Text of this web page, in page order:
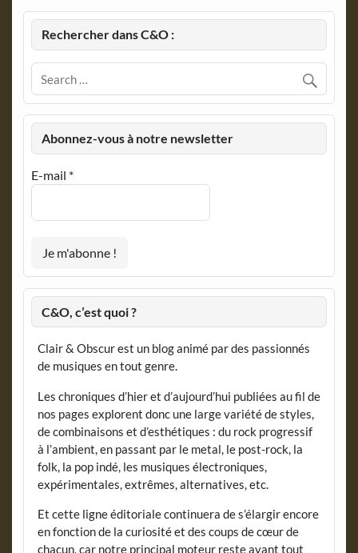
Rechercher dans C&O :
Abonnez-vous à notre newsletter
E-mail *
C&O, c’est quoi ?
Clair & Obscur est un blog animé par des passionnés
de musiques en tout genre.
Les chroniques d’hier et d’aujourd’hui publiées au fil de
nos pages explorent donc une large variété de styles,
de combinaisons et d’esthétiques : du rock progressif
à l’ambient, en passant par le metal, le post-rock, la
folk, la pop indé, les musiques électroniques,
expérimentales, extrêmes, alternatives, etc.
Et cette ligne éditoriale continuera de s’élargir encore
en fonction de la curiosité et des coups de cœur de
chacun, car notre principal moteur reste avant tout